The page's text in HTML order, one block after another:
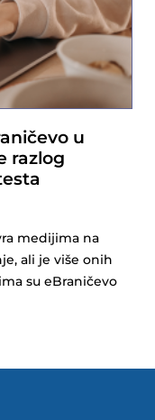
u
razlog
medijima na
ali je više onih
su eBraničevo